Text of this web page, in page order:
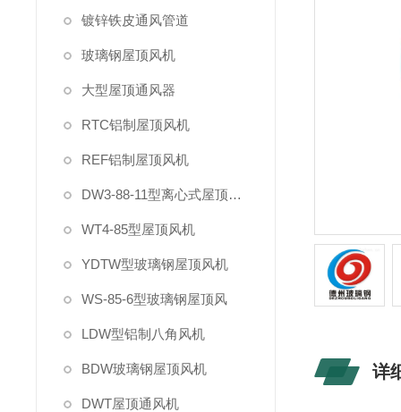
镀锌铁皮通风管道
玻璃钢屋顶风机
大型屋顶通风器
RTC铝制屋顶风机
REF铝制屋顶风机
DW3-88-11型离心式屋顶风机
WT4-85型屋顶风机
YDTW型玻璃钢屋顶风机
WS-85-6型玻璃钢屋顶风
LDW型铝制八角风机
BDW玻璃钢屋顶风机
DWT屋顶通风机
详